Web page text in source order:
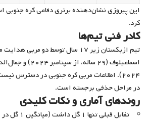
این پیروزی نشان‌دهنده برتری دفاعی کره
کرد.
کادر فنی تیم‌ها
تیم ازبکستان زیر ۱۷ سال توسط دو
اسماعیلوف (۲۹
۲۰۲۴). اطلاعات مربی کره جنوبی در دسترس
در مراحل حذفی برجسته است.
روندهای آماری و نکات کلیدی
تقابل قبلی تنها ۱ گل داشت (میانگین ۱ گل در ۹۰ دقیقه).